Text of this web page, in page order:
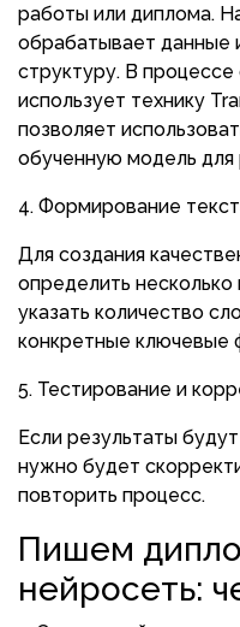
работы или диплома.
обрабатывает
структуру. В процессе
использует технику
позволяет
обученную модель для
Формирование
Для создания
определить
указать количество
конкретные ключевые
Тестирование и
Если результаты
нужно будет
повторить процесс.
Пишем
нейросеть: